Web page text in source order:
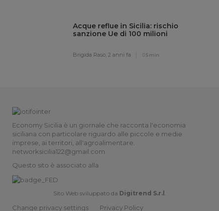
Acque reflue in Sicilia: rischio
sanzione Ue di 100 milioni
Brigida Raso,2 anni fa 5 min
Economy Sicilia è un giornale che racconta l'economia
siciliana con particolare riguardo alle piccole e medie
imprese, ai territori, all'agroalimentare.
networksicilia122@gmail.com
Questo sito è associato alla
Sito Web sviluppato da Digitrend S.r.l
Change privacy settings Privacy Policy